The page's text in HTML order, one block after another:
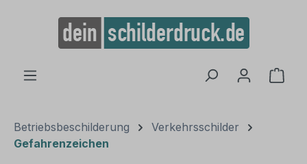
springen
Betriebsbeschilderung
Verkehrsschilder
Gefahrenzeichen